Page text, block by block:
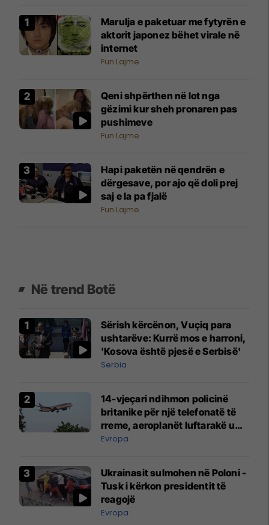
Marulja e paketuar me fytyrën e
aktorit japonez bëhet virale në
internet
Fun Lajme
Qeni shpërthen në lot nga
gëzimi kur sheh pronaren pas
pushimeve
Fun Lajme
Hapi paketën në qendrën e
dërgesave, por ajo që doli prej
saj e la pa fjalë
Fun Lajme
Në trend Botë
Sërish kërcënon, Vuçiq para
ushtarëve: Kurrë mos e harroni,
'Kosova është pjesë e Serbisë'
Serbia
14-vjeçari ndihmon policinë
britanike për një telefonatë të
rreme, aeroplanët luftarakë u
ngritën në ajër për të
Mançesterit
Evropa
Ukrainasit sulmohen në Poloni -
Tusk i kërkon presidentit të
reagojë
Evropa